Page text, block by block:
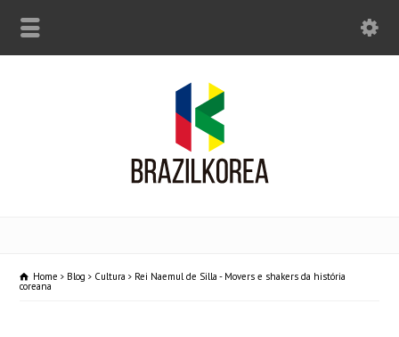
Home Blog Cultura Rei Naemul de Silla - Movers e shakers da história
coreana